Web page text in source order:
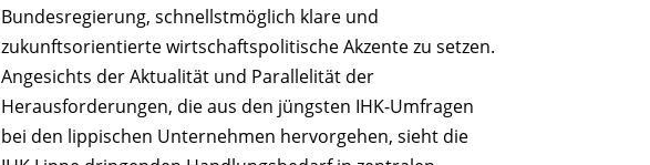
Bundesregierung, schnellstmöglich klare und
zukunftsorientierte wirtschaftspolitische Akzente zu setzen.
Angesichts der Aktualität und Parallelität der
Herausforderungen, die aus den jüngsten IHK-Umfragen
bei den lippischen Unternehmen hervorgehen, sieht die